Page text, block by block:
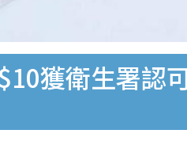
獲衛生署認